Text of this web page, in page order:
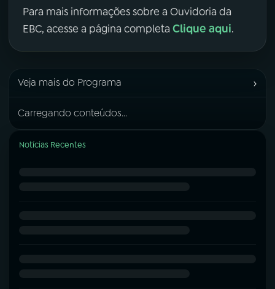
Para mais informações sobre a Ouvidoria da
EBC, acesse a página completa Clique aqui.
Veja mais do Programa ›
Carregando conteúdos...
Notícias Recentes